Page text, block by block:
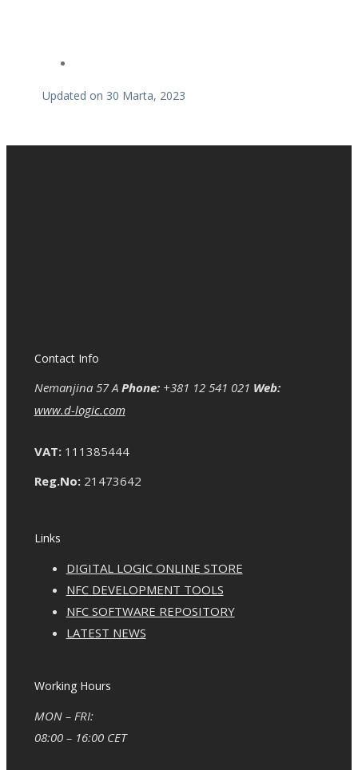
Updated on 30 Marta, 2023
Contact Info
Nemanjina 57 A Phone:+381 12 541 021 Web:
www.d-logic.com
VAT:111385444
Reg.No:21473642
Links
DIGITAL LOGIC ONLINE STORE
NFC DEVELOPMENT TOOLS
NFC SOFTWARE REPOSITORY
LATEST NEWS
Working Hours
MON – FRI:
08:00 – 16:00 CET